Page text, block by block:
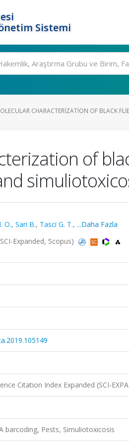
Sistemi
CHARACTERIZATION OF BLACK
of
O., Sari B., Tasci G. T., ...Daha Fazla
Expanded, Scopus)
Citation Index Expanded (SCI-
barcoding, Pests, Simuliotoxicosis